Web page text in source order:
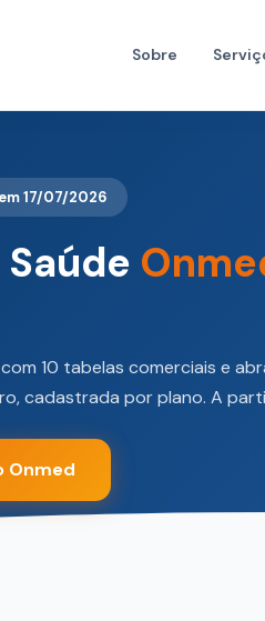
Sobre
17/07/2026
10 tabelas comerciais e
cadastrada por plano. A
Onmed